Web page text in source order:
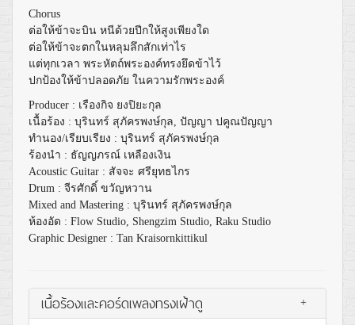
Chorus
ต่อให้ข้าจะบิน หนีด้วยปีกให้สูงเพียงใด
ต่อให้ข้าจะตกในหลุมลึกสักเท่าไร
แต่ทุกเวลา พระหัตถ์พระองค์ทรงยึดข้าไว้
ปกป้องให้ข้าปลอดภัย ในความรักพระองค์
Producer : เรืองกิจ ยงปิยะกุล
เนื้อร้อง : บุรินทร์​ สุภัครพงษ์กุล, ปัญญา ปคูณปัญญา
ทำนอง/เรียบเรียง : บุรินทร์​ สุภัครพงษ์กุล
ร้องนำ : ธัญญภรณ์ เหลืองเงิน
Acoustic Guitar : สัจจะ ศรียุทธไกร
Drum : จีรศักดิ์ ขวัญหวาน
Mixed and Mastering : บุรินทร์​ สุภัครพงษ์กุล
ห้องอัด : Flow Studio, Shengzim Studio, Raku Studio
Graphic Designer : Tan Kraisornkittikul
เนื้อร้องและคอร์ดเพลงทรงเฝ้าดู +